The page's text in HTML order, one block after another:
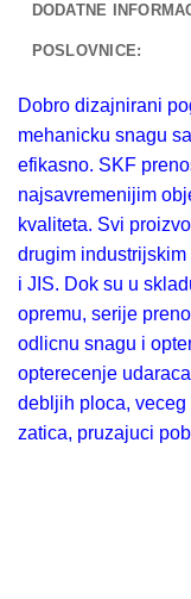
DODATNE
POSLOVNICE:
Dobro dizajnirani
mehanicku snagu
efikasno. SKF
najsavremenijim
kvaliteta. Svi
drugim industrijskim
i JIS. Dok su u
opremu, serije
odlicnu snagu i
opterecenje
debljih ploca,
zatica, pruzajuci